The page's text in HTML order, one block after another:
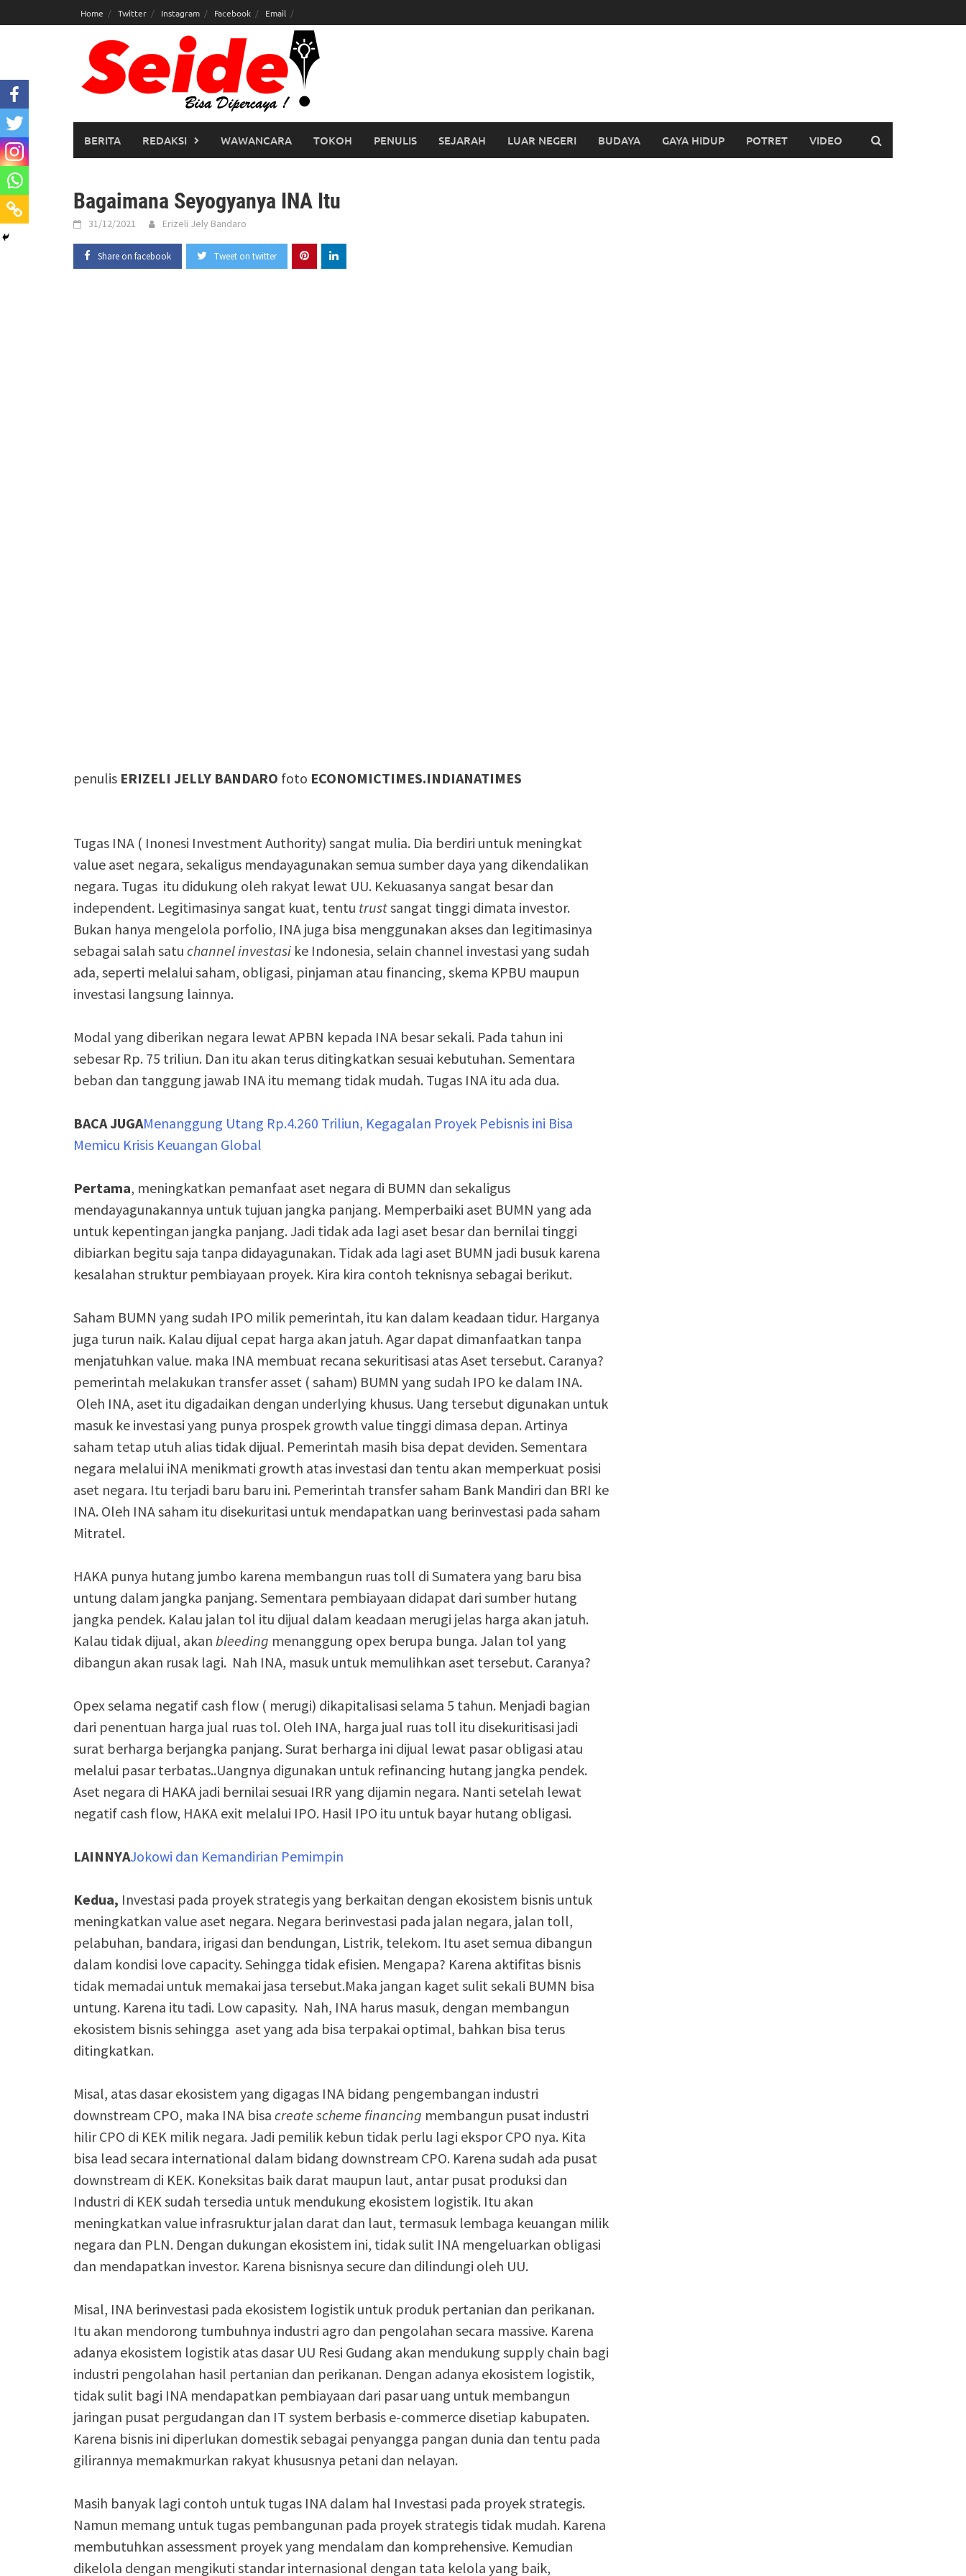
to
Home Twitter Instagram Facebook Email
BERITA REDAKSI WAWANCARA TOKOH PENULIS SEJARAH LUAR NEGERI BUDAYA GAYA HIDUP POTRET VIDEO
Bagaimana Seyogyanya INA Itu
31/12/2021 Erizeli Jely Bandaro
Share on facebook Tweet on twitter
penulis ERIZELI JELLY BANDARO foto ECONOMICTIMES.INDIANATIMES
Tugas INA ( Inonesi Investment Authority) sangat mulia. Dia berdiri untuk meningkat
value aset negara, sekaligus mendayagunakan semua sumber daya yang dikendalikan
negara. Tugas itu didukung oleh rakyat lewat UU. Kekuasanya sangat besar dan
independent. Legitimasinya sangat kuat, tentu trustsangat tinggi dimata investor.
Bukan hanya mengelola porfolio, INA juga bisa menggunakan akses dan legitimasinya
sebagai salah satu channel investasi ke Indonesia, selain channel investasi yang sudah
ada, seperti melalui saham, obligasi, pinjaman atau financing, skema KPBU maupun
investasi langsung lainnya.
Modal yang diberikan negara lewat APBN kepada INA besar sekali. Pada tahun ini
sebesar Rp. 75 triliun. Dan itu akan terus ditingkatkan sesuai kebutuhan. Sementara
beban dan tanggung jawab INA itu memang tidak mudah. Tugas INA itu ada dua.
BACA JUGAMenanggung Utang Rp.4.260 Triliun, Kegagalan Proyek Pebisnis ini Bisa
Memicu Krisis Keuangan Global
Pertama, meningkatkan pemanfaat aset negara di BUMN dan sekaligus
mendayagunakannya untuk tujuan jangka panjang. Memperbaiki aset BUMN yang ada
untuk kepentingan jangka panjang. Jadi tidak ada lagi aset besar dan bernilai tinggi
dibiarkan begitu saja tanpa didayagunakan. Tidak ada lagi aset BUMN jadi busuk karena
kesalahan struktur pembiayaan proyek. Kira kira contoh teknisnya sebagai berikut.
Saham BUMN yang sudah IPO milik pemerintah, itu kan dalam keadaan tidur. Harganya
juga turun naik. Kalau dijual cepat harga akan jatuh. Agar dapat dimanfaatkan tanpa
menjatuhkan value. maka INA membuat recana sekuritisasi atas Aset tersebut. Caranya?
pemerintah melakukan transfer asset ( saham) BUMN yang sudah IPO ke dalam INA.
Oleh INA, aset itu digadaikan dengan underlying khusus. Uang tersebut digunakan untuk
masuk ke investasi yang punya prospek growth value tinggi dimasa depan. Artinya
saham tetap utuh alias tidak dijual. Pemerintah masih bisa depat deviden. Sementara
negara melalui iNA menikmati growth atas investasi dan tentu akan memperkuat posisi
aset negara. Itu terjadi baru baru ini. Pemerintah transfer saham Bank Mandiri dan BRI ke
INA. Oleh INA saham itu disekuritasi untuk mendapatkan uang berinvestasi pada saham
Mitratel.
HAKA punya hutang jumbo karena membangun ruas toll di Sumatera yang baru bisa
untung dalam jangka panjang. Sementara pembiayaan didapat dari sumber hutang
jangka pendek. Kalau jalan tol itu dijual dalam keadaan merugi jelas harga akan jatuh.
Kalau tidak dijual, akan bleeding menanggung opex berupa bunga. Jalan tol yang
dibangun akan rusak lagi. Nah INA, masuk untuk memulihkan aset tersebut. Caranya?
Opex selama negatif cash flow ( merugi) dikapitalisasi selama 5 tahun. Menjadi bagian
dari penentuan harga jual ruas tol. Oleh INA, harga jual ruas toll itu disekuritisasi jadi
surat berharga berjangka panjang. Surat berharga ini dijual lewat pasar obligasi atau
melalui pasar terbatas..Uangnya digunakan untuk refinancing hutang jangka pendek.
Aset negara di HAKA jadi bernilai sesuai IRR yang dijamin negara. Nanti setelah lewat
negatif cash flow, HAKA exit melalui IPO. Hasil IPO itu untuk bayar hutang obligasi.
LAINNYAJokowi dan Kemandirian Pemimpin
Kedua, Investasi pada proyek strategis yang berkaitan dengan ekosistem bisnis untuk
meningkatkan value aset negara. Negara berinvestasi pada jalan negara, jalan toll,
pelabuhan, bandara, irigasi dan bendungan, Listrik, telekom. Itu aset semua dibangun
dalam kondisi love capacity. Sehingga tidak efisien. Mengapa? Karena aktifitas bisnis
tidak memadai untuk memakai jasa tersebut.Maka jangan kaget sulit sekali BUMN bisa
untung. Karena itu tadi. Low capasity. Nah, INA harus masuk, dengan membangun
ekosistem bisnis sehingga aset yang ada bisa terpakai optimal, bahkan bisa terus
ditingkatkan.
Misal, atas dasar ekosistem yang digagas INA bidang pengembangan industri
downstream CPO, maka INA bisa create scheme financing membangun pusat industri
hilir CPO di KEK milik negara. Jadi pemilik kebun tidak perlu lagi ekspor CPO nya. Kita
bisa lead secara international dalam bidang downstream CPO. Karena sudah ada pusat
downstream di KEK. Koneksitas baik darat maupun laut, antar pusat produksi dan
Industri di KEK sudah tersedia untuk mendukung ekosistem logistik. Itu akan
meningkatkan value infrasruktur jalan darat dan laut, termasuk lembaga keuangan milik
negara dan PLN. Dengan dukungan ekosistem ini, tidak sulit INA mengeluarkan obligasi
dan mendapatkan investor. Karena bisnisnya secure dan dilindungi oleh UU.
Misal, INA berinvestasi pada ekosistem logistik untuk produk pertanian dan perikanan.
Itu akan mendorong tumbuhnya industri agro dan pengolahan secara massive. Karena
adanya ekosistem logistik atas dasar UU Resi Gudang akan mendukung supply chain bagi
industri pengolahan hasil pertanian dan perikanan. Dengan adanya ekosistem logistik,
tidak sulit bagi INA mendapatkan pembiayaan dari pasar uang untuk membangun
jaringan pusat pergudangan dan IT system berbasis e-commerce disetiap kabupaten.
Karena bisnis ini diperlukan domestik sebagai penyangga pangan dunia dan tentu pada
gilirannya memakmurkan rakyat khususnya petani dan nelayan.
Masih banyak lagi contoh untuk tugas INA dalam hal Investasi pada proyek strategis.
Namun memang untuk tugas pembangunan pada proyek strategis tidak mudah. Karena
membutuhkan assessment proyek yang mendalam dan komprehensive. Kemudian
dikelola dengan mengikuti standar internasional dengan tata kelola yang baik,